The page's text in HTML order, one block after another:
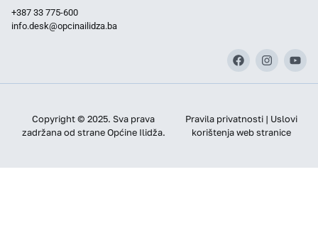
+387 33 775-600
info.desk@opcinailidza.ba
Copyright © 2025. Sva prava
zadržana od strane Općine Ilidža.
Pravila privatnosti | Uslovi
korištenja web stranice